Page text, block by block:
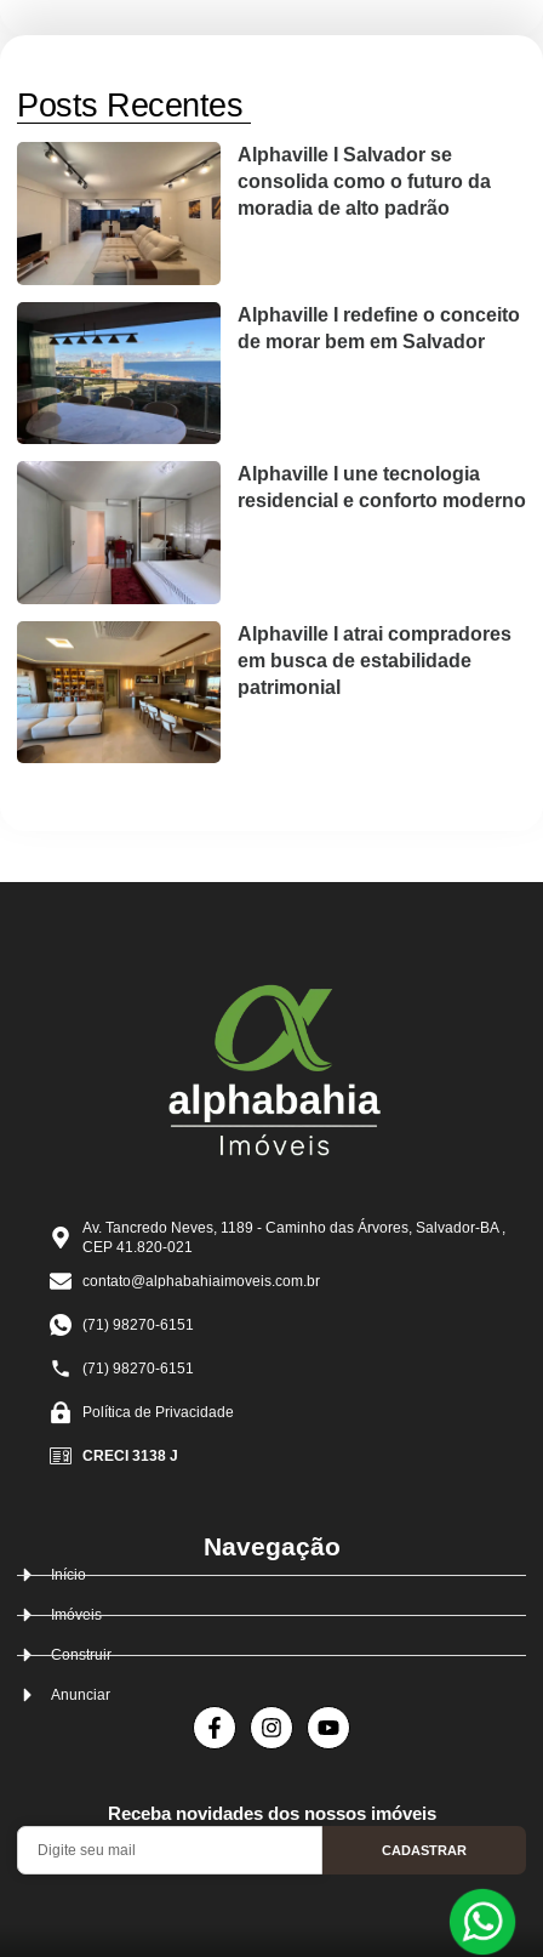
Posts Recentes
Alphaville I Salvador se
consolida como o futuro da
moradia de alto padrão
Alphaville I redefine o conceito
de morar bem em Salvador
Alphaville I une tecnologia
residencial e conforto moderno
Alphaville I atrai compradores
em busca de estabilidade
patrimonial
Av. Tancredo Neves, 1189 - Caminho das Árvores, Salvador-BA ,
CEP 41.820-021
contato@alphabahiaimoveis.com.br
(71) 98270-6151
(71) 98270-6151
Política de Privacidade
CRECI 3138 J
Navegação
Início
Imóveis
Construir
Anunciar
Receba novidades dos nossos imóveis
CADASTRAR